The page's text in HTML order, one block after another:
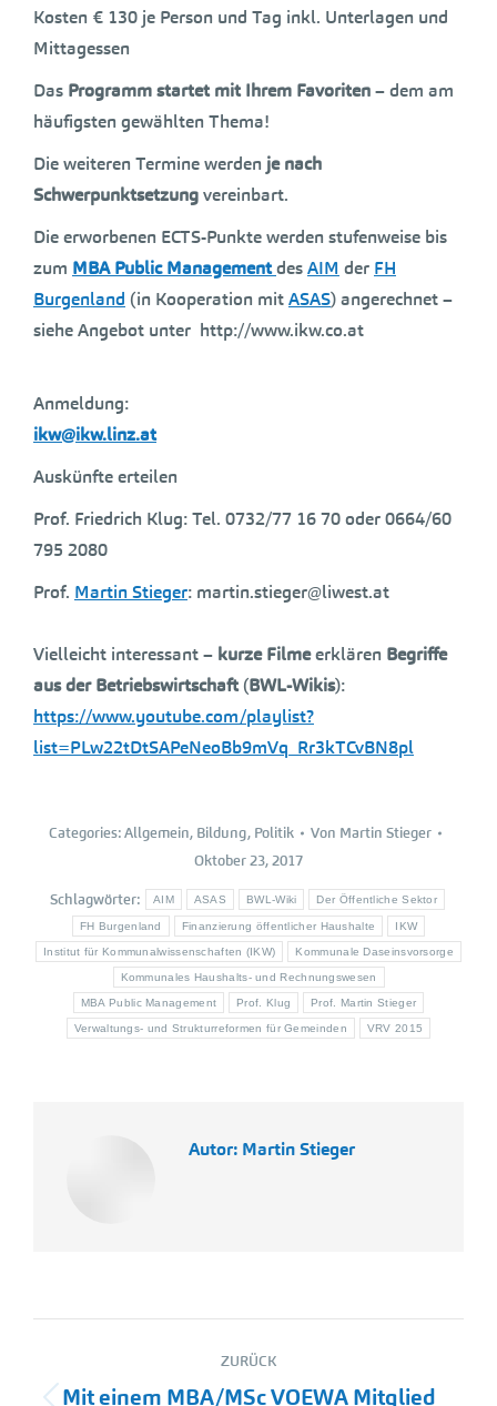
Kosten € 130 je Person und Tag inkl. Unterlagen und
Mittagessen
Das Programm startet mit Ihrem Favoriten– dem am
häufigsten gewählten Thema!
Die weiteren Termine werden je nach
Schwerpunktsetzungvereinbart.
Die erworbenen ECTS-Punkte werden stufenweise bis
zum MBA Public ManagementdesAIM der FH
Burgenland (in Kooperation mitASAS) angerechnet –
siehe Angebot unter http://www.ikw.co.at
Anmeldung:
ikw@ikw.linz.at
Auskünfte erteilen
Prof. Friedrich Klug: Tel. 0732/77 16 70 oder 0664/60
795 2080
Prof. Martin Stieger: martin.stieger@liwest.at
Vielleicht interessant – kurze Filmeerklären Begriffe
aus der Betriebswirtschaft(BWL-Wikis):
https://www.youtube.com/playlist?
list=PLw22tDtSAPeNeoBb9mVq_Rr3kTCvBN8pl
Categories:Allgemein, Bildung, Politik Von Martin Stieger
Oktober 23, 2017
Schlagwörter: AIM ASAS BWL-Wiki Der Öffentliche Sektor
FH Burgenland Finanzierung öffentlicher Haushalte IKW
Institut für Kommunalwissenschaften (IKW) Kommunale Daseinsvorsorge
Kommunales Haushalts- und Rechnungswesen
MBA Public Management Prof. Klug Prof. Martin Stieger
Verwaltungs- und Strukturreformen für Gemeinden VRV 2015
Autor: Martin Stieger
Kommentarnavigation
ZURÜCK
Mit einem MBA/MSc VOEWA Mitglied